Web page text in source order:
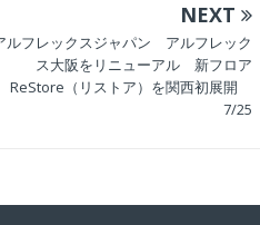
ーク)」を東京・
九段にオープン
6/24
NEXT
ルフレックスジャパン アルフレック
ス大阪をリニューアル 新フロア
ReStore（リストア）を関西初展開
7/25